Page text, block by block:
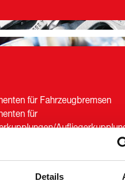
Details
für Fahrzeugbremsen
für